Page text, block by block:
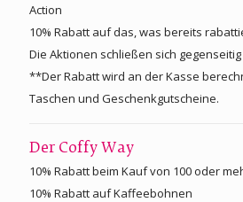
Action
10% Rabatt auf das, was bereits
Die Aktionen schließen sich
**Der Rabatt wird an der Kasse
Taschen und Geschenkgutscheine.
Der Coffy Way
10% Rabatt beim Kauf von 100 oder
10% Rabatt auf Kaffeebohnen